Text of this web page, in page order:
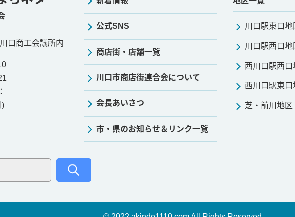
口商工会議所内
)
公式SNS
商店街・店舗一覧
川口市商店街連合会について
会長あいさつ
市・県のお知らせ＆リンク一覧
川口駅東口地
川口駅西口地
西川口駅西口
西川口駅東口
芝・前川地区